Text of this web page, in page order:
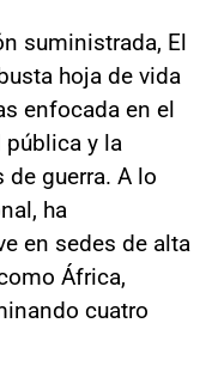
suministrada, El
hoja de vida
enfocada en el
pública y la
guerra. A lo
ha
en sedes de alta
África,
cuatro